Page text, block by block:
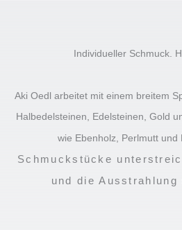
Individueller Schmuck.
Aki Oedl arbeitet mit einem breitem
Halbedelsteinen, Edelsteinen, Gold
wie Ebenholz, Perlmutt und
Schmuckstücke
und die Ausstrahlung